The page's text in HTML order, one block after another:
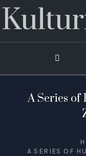
A Series
A SERIES OF